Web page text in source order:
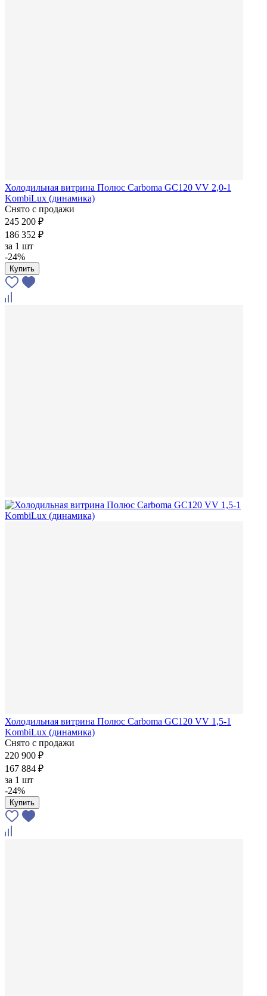
Холодильная витрина Полюс Carboma GC120 VV 2,0-1
KombiLux (динамика)
Снято с продажи
245 200 ₽
186 352 ₽
за 1 шт
-24%
Купить
Холодильная витрина Полюс Carboma GC120 VV 1,5-1
KombiLux (динамика)
Снято с продажи
220 900 ₽
167 884 ₽
за 1 шт
-24%
Купить